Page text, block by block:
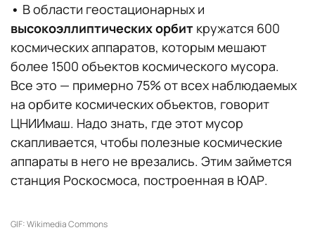
• В области геостационарных и
высокоэллиптических орбит кружатся 600
космических аппаратов, которым мешают
более 1500 объектов космического мусора.
Все это — примерно 75% от всех наблюдаемых
на орбите космических объектов, говорит
ЦНИИмаш. Надо знать, где этот мусор
скапливается, чтобы полезные космические
аппараты в него не врезались. Этим займется
станция Роскосмоса, построенная в ЮАР.
GIF: Wikimedia Commons